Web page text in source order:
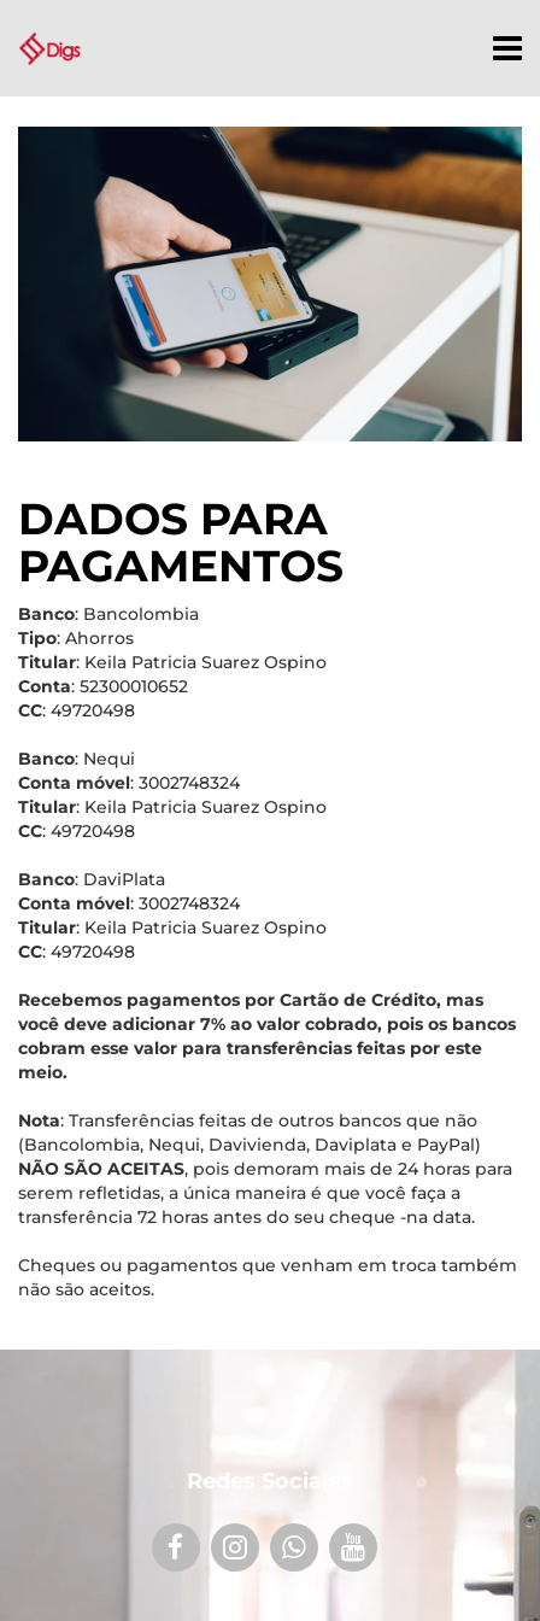
DADOS PARA
PAGAMENTOS
Banco: Bancolombia
Tipo: Ahorros
Titular: Keila Patricia Suarez Ospino
Conta: 52300010652
CC: 49720498
Banco: Nequi
Conta móvel: 3002748324
Titular: Keila Patricia Suarez Ospino
CC: 49720498
Banco: DaviPlata
Conta móvel: 3002748324
Titular: Keila Patricia Suarez Ospino
CC: 49720498
Recebemos pagamentos por Cartão de Crédito, mas
você deve adicionar 7% ao valor cobrado, pois os bancos
cobram esse valor para transferências feitas por este
meio.
Nota: Transferências feitas de outros bancos que não
(Bancolombia, Nequi, Davivienda, Daviplata e PayPal)
NÃO SÃO ACEITAS, pois demoram mais de 24 horas para
serem refletidas, a única maneira é que você faça a
transferência 72 horas antes do seu cheque -na data.
Cheques ou pagamentos que venham em troca também
não são aceitos.
Redes Sociales